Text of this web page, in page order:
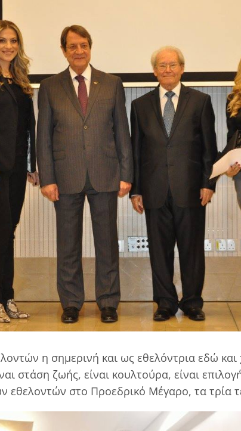
η σημερινή και ως εθελόντρια εδώ
στάση ζωής, είναι κουλτούρα, είναι
εθελοντών στο Προεδρικό Μέγαρο, τα τρία